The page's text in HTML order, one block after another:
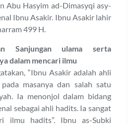
Abu Hasyim ad-Dimasyqi asy-
Ibnu Asakir. Ibnu Asakir lahir
499 H.
Sanjungan ulama serta
dalam mencari ilmu
“Ibnu Asakir adalah ahli
masanya dan salah satu
Ia menonjol dalam bidang
sebagai ahli hadits. Ia sangat
ilmu hadits”. Ibnu as-Subki